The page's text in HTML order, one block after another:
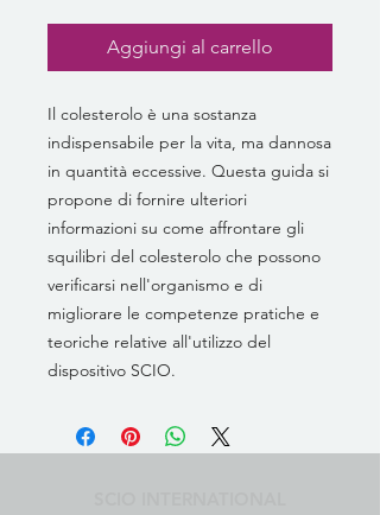
Aggiungi al carrello
Il colesterolo è una sostanza
indispensabile per la vita, ma dannosa
in quantità eccessive. Questa guida si
propone di fornire ulteriori
informazioni su come affrontare gli
squilibri del colesterolo che possono
verificarsi nell'organismo e di
migliorare le competenze pratiche e
teoriche relative all'utilizzo del
dispositivo SCIO.